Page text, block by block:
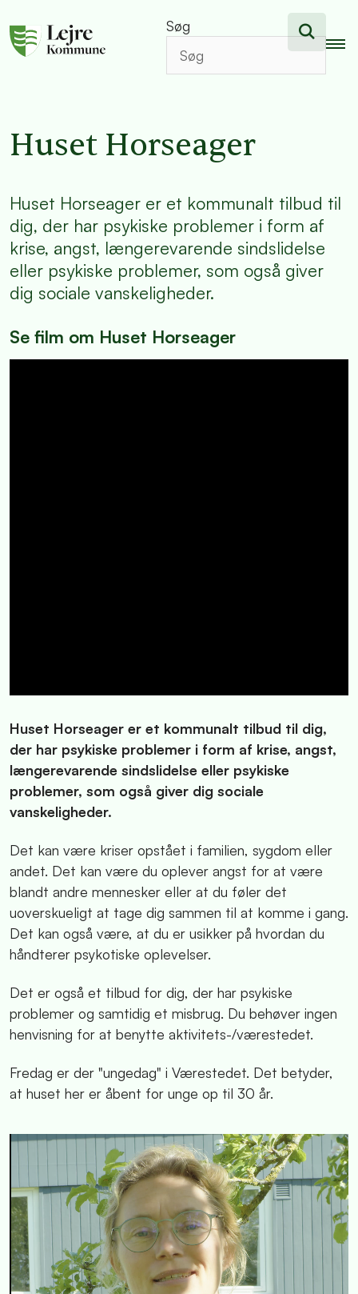
Søg
Huset Horseager
Huset Horseager er et kommunalt tilbud til
dig, der har psykiske problemer i form af
krise, angst, længerevarende sindslidelse
eller psykiske problemer, som også giver
dig sociale vanskeligheder.
Se film om Huset Horseager
Huset Horseager er et kommunalt tilbud til dig,
der har psykiske problemer i form af krise, angst,
længerevarende sindslidelse eller psykiske
problemer, som også giver dig sociale
vanskeligheder.
Det kan være kriser opstået i familien, sygdom eller
andet. Det kan være du oplever angst for at være
blandt andre mennesker eller at du føler det
uoverskueligt at tage dig sammen til at komme i gang.
Det kan også være, at du er usikker på hvordan du
håndterer psykotiske oplevelser.
Det er også et tilbud for dig, der har psykiske
problemer og samtidig et misbrug. Du behøver ingen
henvisning for at benytte aktivitets-/værestedet.
Fredag er der "ungedag" i Værestedet. Det betyder,
at huset her er åbent for unge op til 30 år.